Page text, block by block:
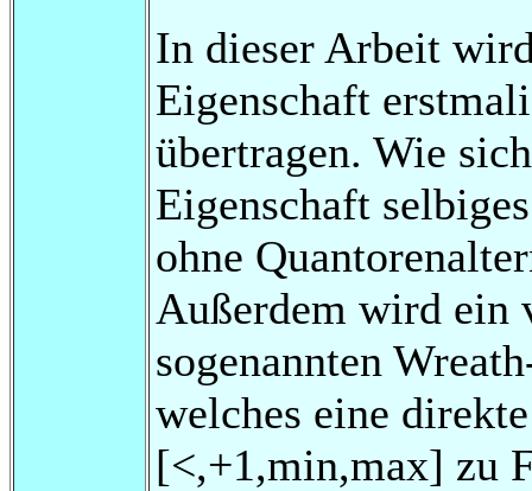
In dieser Arbeit
Eigenschaft
übertragen. Wie
Eigenschaft
ohne
Außerdem wird ein
sogenannten
welches eine
[<,+1,min,max] zu